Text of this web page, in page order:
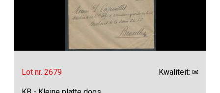
Lot nr. 2679 Kwaliteit: ✉